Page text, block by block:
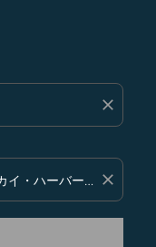
close
close